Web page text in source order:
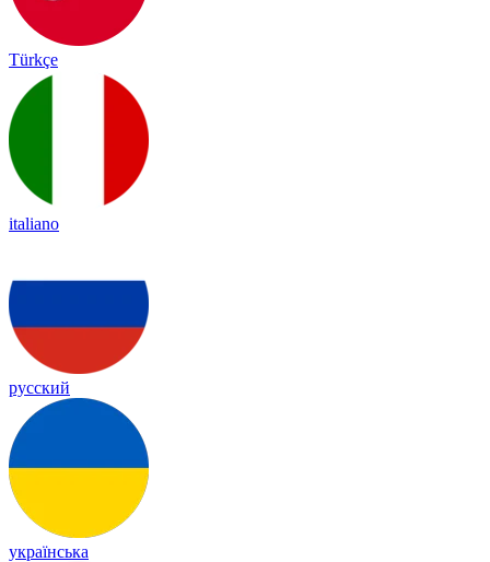
Türkçe
italiano
русский
українська